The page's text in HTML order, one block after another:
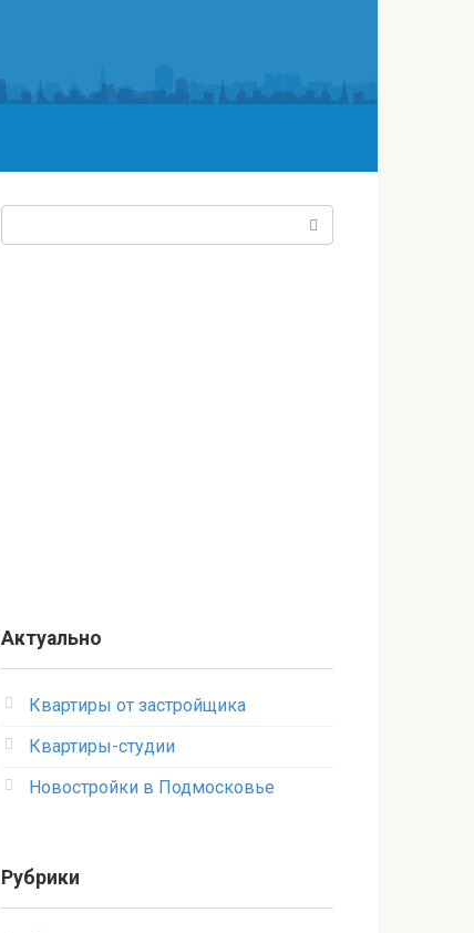
Актуально
Квартиры от застройщика
Квартиры-студии
Новостройки в Подмосковье
Рубрики